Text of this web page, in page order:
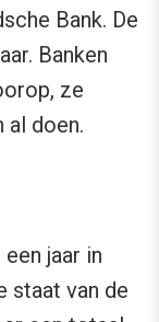
Bank. De
Banken
ze
al doen.
jaar in
staat van de